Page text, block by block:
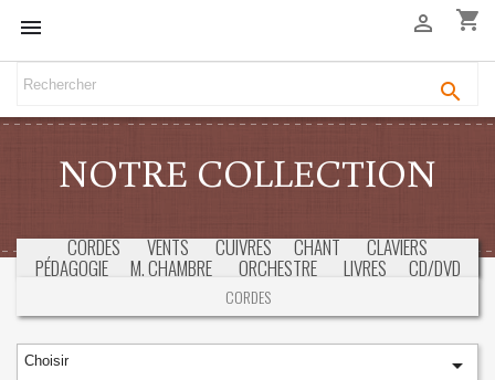
 shopping_cart


NOTRE COLLECTION
CORDES VENTS CUIVRES CHANT CLAVIERS
PÉDAGOGIE M. CHAMBRE ORCHESTRE LIVRES CD/DVD
CONCOURS & EXAMENS
CORDES
Choisir 